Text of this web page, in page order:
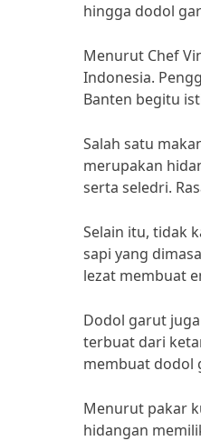
hingga dodol
Menurut Chef
Indonesia.
Banten begitu
Salah satu
merupakan
serta seledri.
Selain itu, tidak
sapi yang
lezat membuat
Dodol garut
terbuat dari
membuat dodol
Menurut pakar
hidangan